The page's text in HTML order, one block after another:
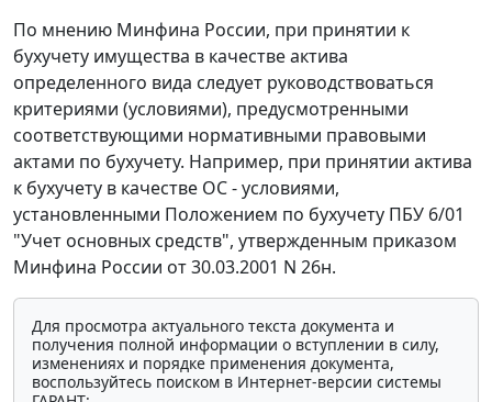
По мнению Минфина России, при принятии к
бухучету имущества в качестве актива
определенного вида следует руководствоваться
критериями (условиями), предусмотренными
соответствующими нормативными правовыми
актами по бухучету. Например, при принятии актива
к бухучету в качестве ОС - условиями,
установленными Положением по бухучету ПБУ 6/01
"Учет основных средств", утвержденным приказом
Минфина России от 30.03.2001 N 26н.
Для просмотра актуального текста документа и
получения полной информации о вступлении в силу,
изменениях и порядке применения документа,
воспользуйтесь поиском в Интернет-версии системы